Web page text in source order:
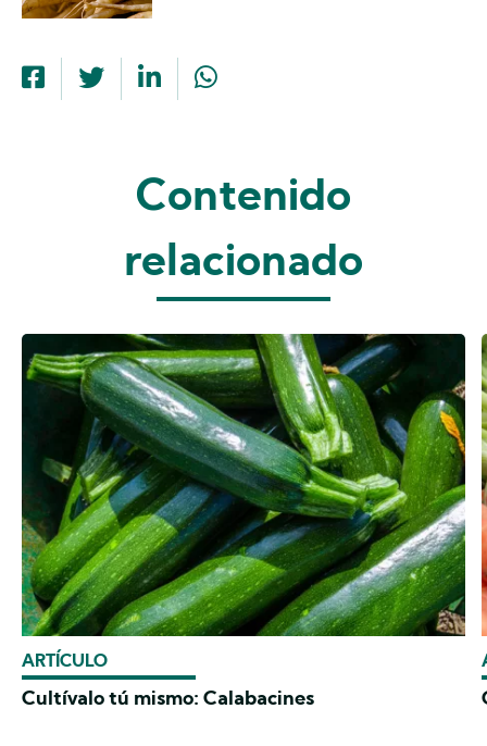
Contenido
relacionado
ARTÍCULO
Cultívalo tú mismo: Calabacines